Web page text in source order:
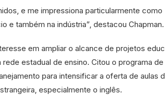
e me impressiona particularmente como
e também na indústria”, destacou Chapman.
em ampliar o alcance de projetos
estadual de ensino. Citou o programa de
para intensificar a oferta de aulas
especialmente o inglês.